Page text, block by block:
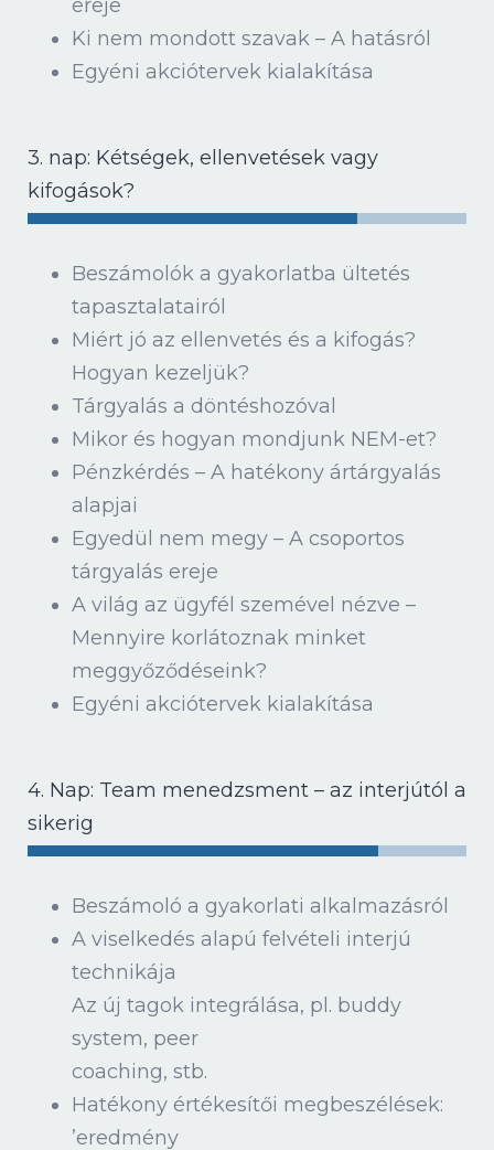
ereje
Ki nem mondott szavak – A hatásról
Egyéni akciótervek kialakítása
3. nap: Kétségek, ellenvetések vagy
kifogások?
Beszámolók a gyakorlatba ültetés
tapasztalatairól
Miért jó az ellenvetés és a kifogás?
Hogyan kezeljük?
Tárgyalás a döntéshozóval
Mikor és hogyan mondjunk NEM-et?
Pénzkérdés – A hatékony ártárgyalás
alapjai
Egyedül nem megy – A csoportos
tárgyalás ereje
A világ az ügyfél szemével nézve –
Mennyire korlátoznak minket
meggyőződéseink?
Egyéni akciótervek kialakítása
4. Nap: Team menedzsment – az interjútól a
sikerig
Beszámoló a gyakorlati alkalmazásról
A viselkedés alapú felvételi interjú
technikája
Az új tagok integrálása, pl. buddy
system, peer
coaching, stb.
Hatékony értékesítői megbeszélések:
’eredmény